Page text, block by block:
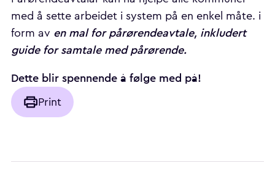
med å sette arbeidet i system på en enkel måte. i
form av en mal for pårørendeavtale, inkludert
guide for samtale med pårørende.
Dette blir spennende å følge med på!
Print